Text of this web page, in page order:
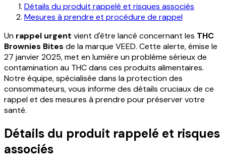
Détails du produit rappelé et risques associés
Mesures à prendre et procédure de rappel
Un rappel urgent vient d'être lancé concernant les THC
Brownies Bites de la marque VEED. Cette alerte, émise le
27 janvier 2025, met en lumière un problème sérieux de
contamination au THC dans ces produits alimentaires.
Notre équipe, spécialisée dans la protection des
consommateurs, vous informe des détails cruciaux de ce
rappel et des mesures à prendre pour préserver votre
santé.
Détails du produit rappelé et risques
associés